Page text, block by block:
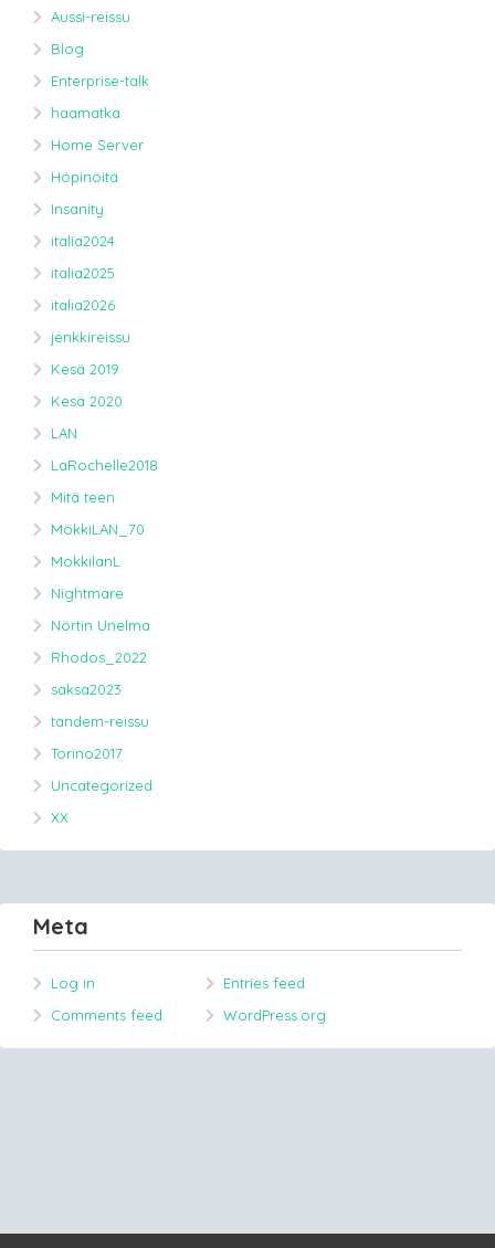
Aussi-reissu
Blog
Enterprise-talk
haamatka
Home Server
Höpinöitä
Insanity
italia2024
italia2025
italia2026
jenkkireissu
Kesä 2019
Kesä 2020
LAN
LaRochelle2018
Mitä teen
MökkiLAN_70
MokkilanL
Nightmare
Nörtin Unelma
Rhodos_2022
saksa2023
tandem-reissu
Torino2017
Uncategorized
XX
Meta
Log in
Entries feed
Comments feed
WordPress.org